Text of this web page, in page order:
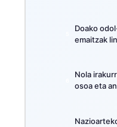
Doako
emaitzak
Nola
osoa eta